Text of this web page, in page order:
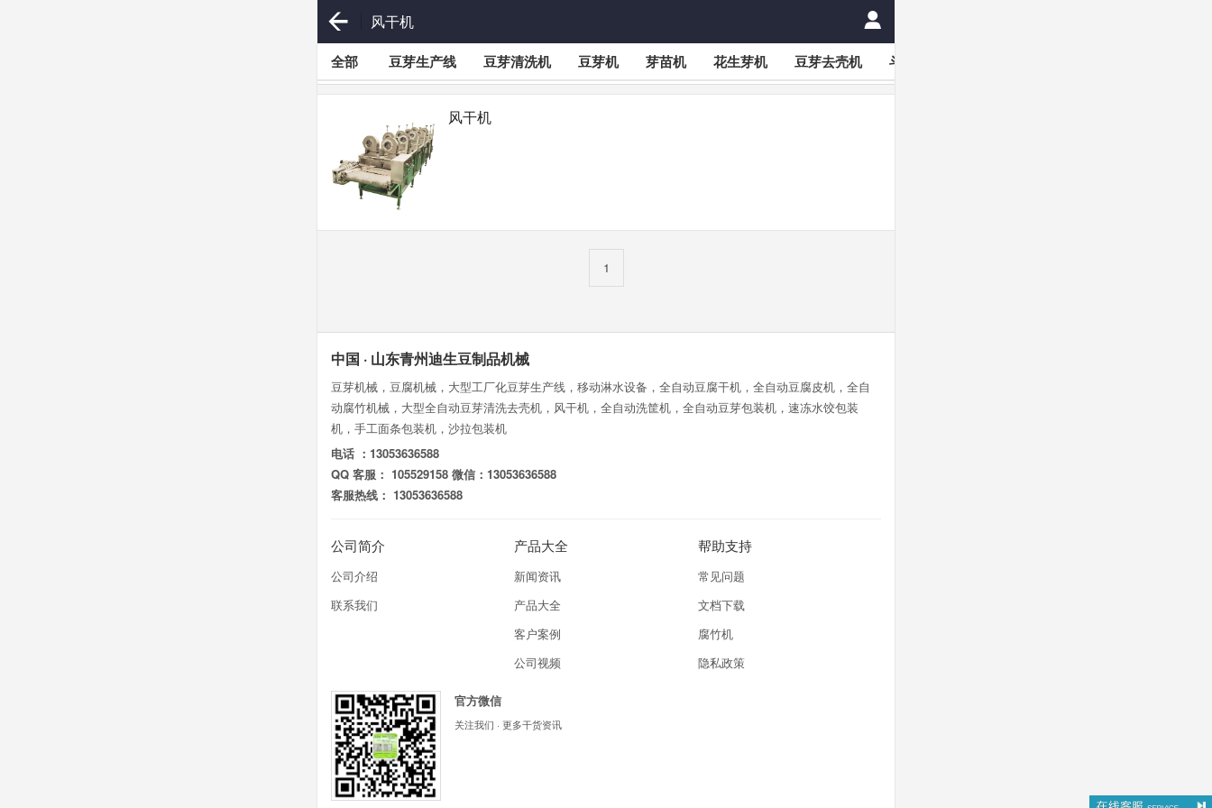
风干机
全部 豆芽生产线 豆芽清洗机 豆芽机 芽苗机 花生芽机 豆芽去壳机 斗式豆芽机
风干机
1
中国 · 山东青州迪生豆制品机械
豆芽机械，豆腐机械，大型工厂化豆芽生产线，移动淋水设备，全自动豆腐干机，全自动豆腐皮机，全自
动腐竹机械，大型全自动豆芽清洗去壳机，风干机，全自动洗筐机，全自动豆芽包装机，速冻水饺包装
机，手工面条包装机，沙拉包装机
电话 ：13053636588
QQ 客服： 105529158 微信：13053636588
客服热线： 13053636588
公司简介
公司介绍
联系我们
产品大全
新闻资讯
产品大全
客户案例
公司视频
帮助支持
常见问题
文档下载
腐竹机
隐私政策
官方微信
关注我们 · 更多干货资讯